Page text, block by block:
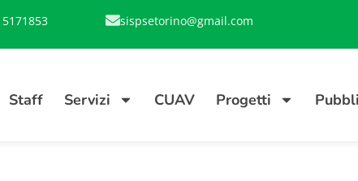
sispsetorino@gmail.com
Staff Servizi CUAV Progetti